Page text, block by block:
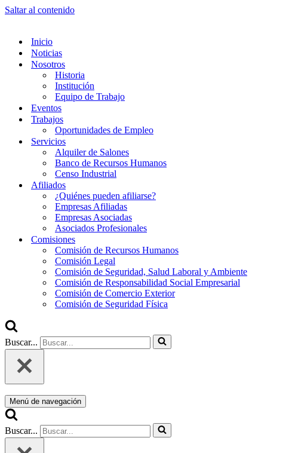
Saltar al contenido
Inicio
Noticias
Nosotros
Historia
Institución
Equipo de Trabajo
Eventos
Trabajos
Oportunidades de Empleo
Servicios
Alquiler de Salones
Banco de Recursos Humanos
Censo Industrial
Afiliados
¿Quiénes pueden afiliarse?
Empresas Afiliadas
Empresas Asociadas
Asociados Profesionales
Comisiones
Comisión de Recursos Humanos
Comisión Legal
Comisión de Seguridad, Salud Laboral y Ambiente
Comisión de Responsabilidad Social Empresarial
Comisión de Comercio Exterior
Comisión de Seguridad Física
Buscar...
Menú de navegación
Buscar...